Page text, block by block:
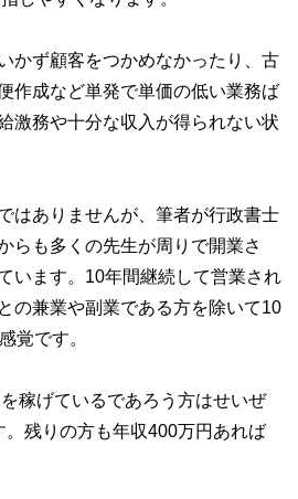
かず顧客をつかめなかったり、古
作成など単発で単価の低い業務ば
激務や十分な収入が得られない状
はありませんが、筆者が行政書士
らも多くの先生が周りで開業さ
います。10年間継続して営業され
の兼業や副業である方を除いて10
覚です。
稼げているであろう方はせいぜ
。残りの方も年収400万円あれば